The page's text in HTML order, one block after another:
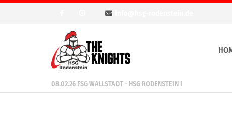
08.02.26 FSG WALLSTADT - HSG RODENSTEIN I